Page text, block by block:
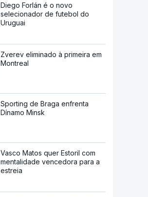
Diego Forlán é o novo
selecionador de futebol do
Uruguai
Zverev eliminado à primeira em
Montreal
Sporting de Braga enfrenta
Dínamo Minsk
Vasco Matos quer Estoril com
mentalidade vencedora para a
estreia